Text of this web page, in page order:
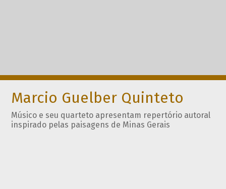
Marcio Guelber Quinteto
Músico e seu quarteto apresentam repertório autoral
inspirado pelas paisagens de Minas Gerais